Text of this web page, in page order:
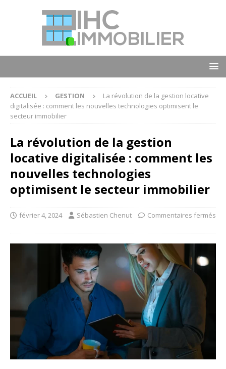
ACCUEIL GESTION
La révolution de la gestion locative
digitalisée : comment les nouvelles technologies optimisent le
secteur immobilier
La révolution de la gestion
locative digitalisée : comment les
nouvelles technologies
optimisent le secteur immobilier
février 4, 2024 Sébastien Chenut Commentaires fermés